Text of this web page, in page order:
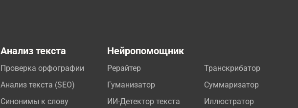
Анализ текста
Проверка орфографии
Анализ текста (SEO)
Синонимы к слову
Нейропомощник
Рерайтер
Гуманизатор
ИИ-Детектор текста
Транскрибатор
Суммаризатор
Иллюстратор